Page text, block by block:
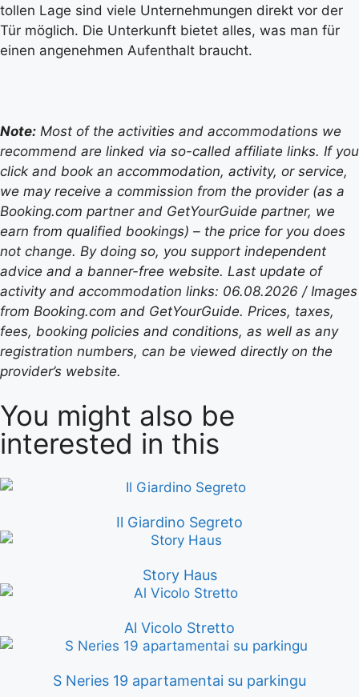
tollen Lage sind viele Unternehmungen direkt vor der
Tür möglich. Die Unterkunft bietet alles, was man für
einen angenehmen Aufenthalt braucht.
Note: Most of the activities and accommodations we
recommend are linked via so-called affiliate links. If you
click and book an accommodation, activity, or service,
we may receive a commission from the provider (as a
Booking.com partner and GetYourGuide partner, we
earn from qualified bookings) – the price for you does
not change. By doing so, you support independent
advice and a banner-free website. Last update of
activity and accommodation links: 06.08.2026 / Images
from Booking.com and GetYourGuide. Prices, taxes,
fees, booking policies and conditions, as well as any
registration numbers, can be viewed directly on the
provider’s website.
You might also be
interested in this
Il Giardino Segreto
Story Haus
Al Vicolo Stretto
S Neries 19 apartamentai su parkingu